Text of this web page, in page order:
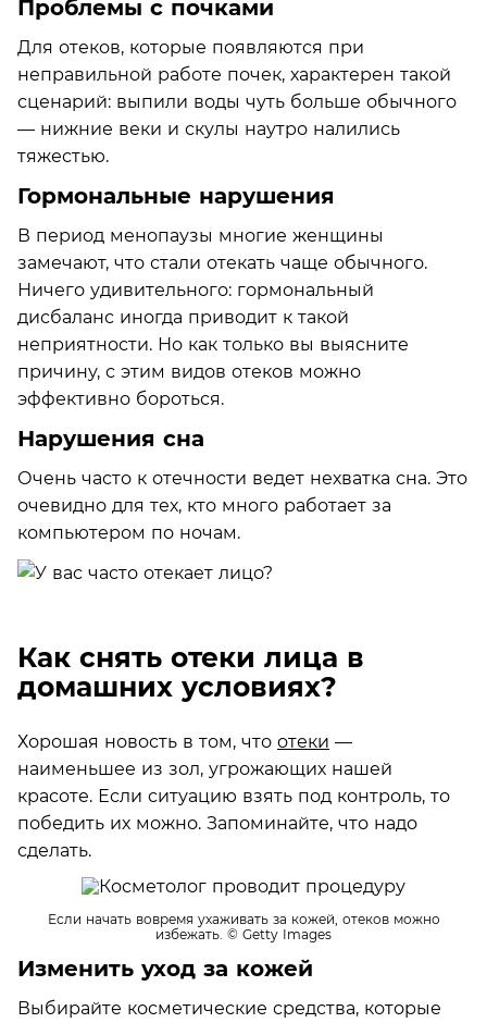
Проблемы с почками
Для отеков, которые появляются при
неправильной работе почек, характерен такой
сценарий: выпили воды чуть больше обычного
— нижние веки и скулы наутро налились
тяжестью.
Гормональные нарушения
В период менопаузы многие женщины
замечают, что стали отекать чаще обычного.
Ничего удивительного: гормональный
дисбаланс иногда приводит к такой
неприятности. Но как только вы выясните
причину, с этим видов отеков можно
эффективно бороться.
Нарушения сна
Очень часто к отечности ведет нехватка сна. Это
очевидно для тех, кто много работает за
компьютером по ночам.
Как снять отеки лица в
домашних условиях?
Хорошая новость в том, что отеки —
наименьшее из зол, угрожающих нашей
красоте. Если ситуацию взять под контроль, то
победить их можно. Запоминайте, что надо
сделать.
Если начать вовремя ухаживать за кожей, отеков можно
избежать. © Getty Images
Изменить уход за кожей
Выбирайте косметические средства, которые